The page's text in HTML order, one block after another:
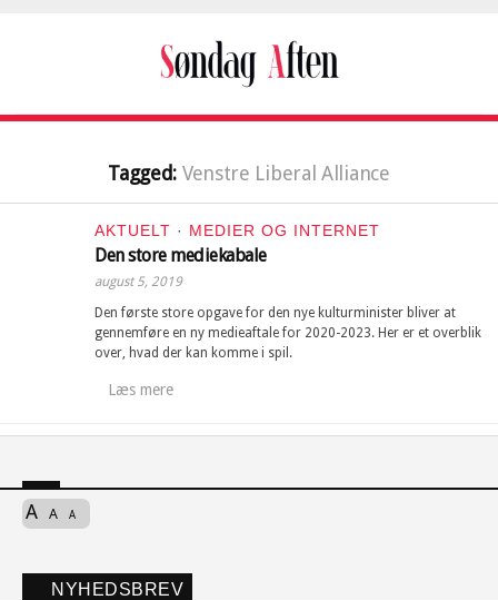
Tagged: Venstre Liberal Alliance
AKTUELT · MEDIER OG INTERNET
Den store mediekabale
august 5, 2019
Den første store opgave for den nye kulturminister bliver at
gennemføre en ny medieaftale for 2020-2023. Her er et overblik
over, hvad der kan komme i spil.
Læs mere
A A A
NYHEDSBREV